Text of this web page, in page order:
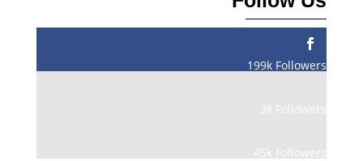
199k Followers
3k Followers
45k Followers